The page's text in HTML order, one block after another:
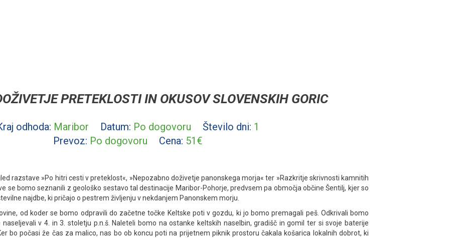
PRETEKLOSTI IN OKUSOV SLOVENSKIH GORIC
odhoda: Maribor Datum: Po dogovoru Število dni: 1
Prevoz: Po dogovoru Cena: 51€
razstave »Po hitri cesti v preteklost«, »Nepozabno doživetje panonskega morja« ter »Razkritje skrivnosti kamnitih
se bomo seznanili z geološko sestavo tal destinacije Maribor-Pohorje, predvsem pa območja občine Šentilj, kjer so
najdbe, ki pričajo o pestrem življenju v nekdanjem Panonskem morju.
od koder se bomo odpravili do začetne točke Keltske poti v gozdu, ki jo bomo premagali peš. Odkrivali bomo
v 4. in 3. stoletju p.n.š. Naleteli bomo na ostanke keltskih naselbin, gradišč in gomil ter si svoje baterije
bo počasi že čas za malico, nas bo ob koncu poti na prijetnem piknik prostoru čakala košarica lokalnih dobrot, ki